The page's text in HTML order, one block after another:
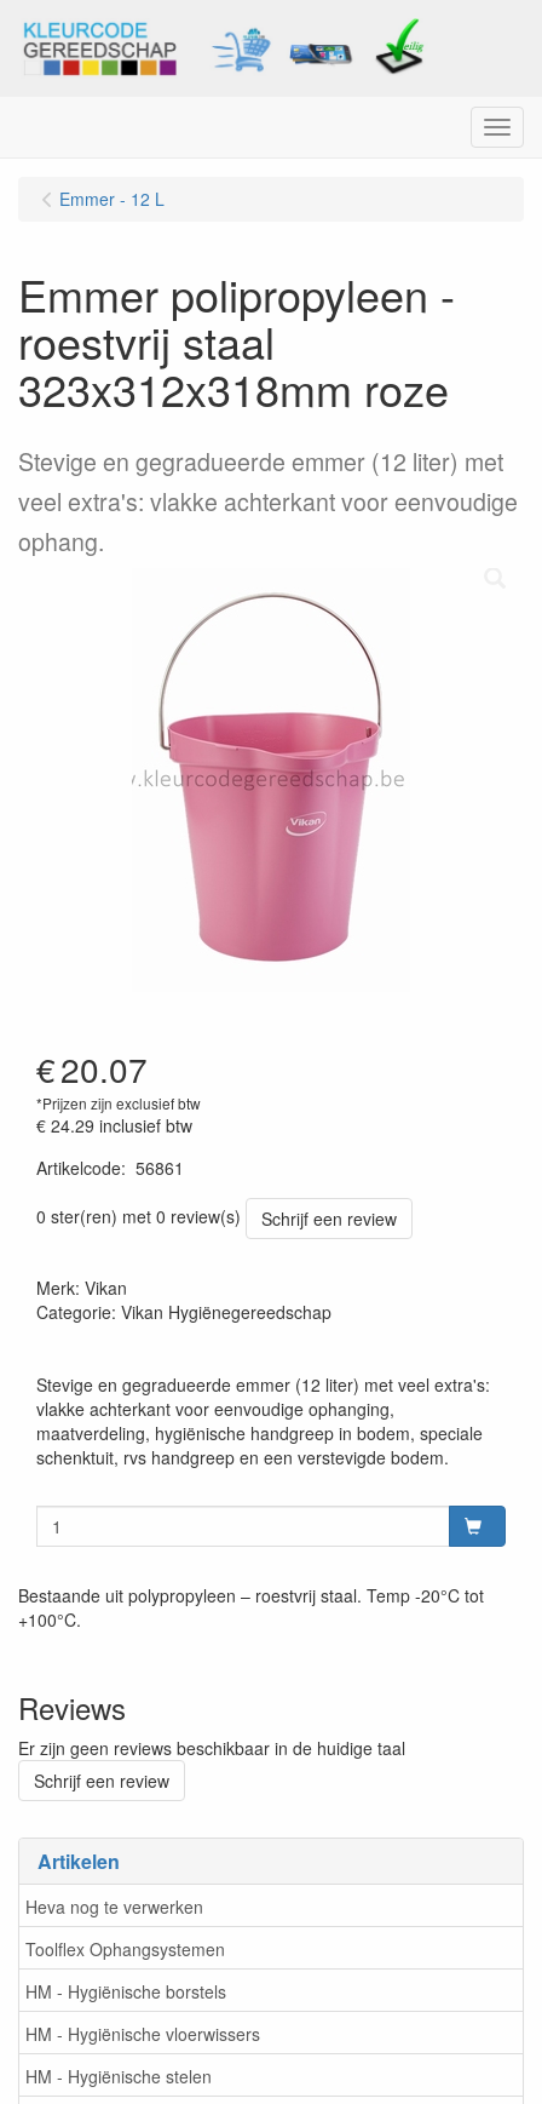
Menu
Artikelen
Heva nog te verwerken
Toolflex Ophangsystemen
HM - Hygiënische borstels
HM - Hygiënische vloerwissers
HM - Hygiënische stelen
Emmer - 12 L
Emmer polipropyleen -
roestvrij staal
323x312x318mm roze
Stevige en gegradueerde emmer (12 liter) met
veel extra's: vlakke achterkant voor eenvoudige
ophang.
€20.07
*Prijzen zijn exclusief btw
€ 24.29 inclusief btw
Artikelcode: 56861
0 ster(ren) met 0 review(s)
Schrijf een review
Merk: Vikan
Categorie: Vikan Hygiënegereedschap
Stevige en gegradueerde emmer (12 liter) met veel extra's:
vlakke achterkant voor eenvoudige ophanging,
maatverdeling, hygiënische handgreep in bodem, speciale
schenktuit, rvs handgreep en een verstevigde bodem.
Bestaande uit polypropyleen – roestvrij staal. Temp -20°C tot
+100°C.
Reviews
Er zijn geen reviews beschikbaar in de huidige taal
Schrijf een review